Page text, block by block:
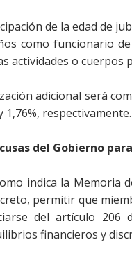
de la edad de
como funcionario
actividades o cuerpos
adicional será
1,76%, respectivamente.
del Gobierno
indica la Memoria
permitir que
del artículo 206
financieros y